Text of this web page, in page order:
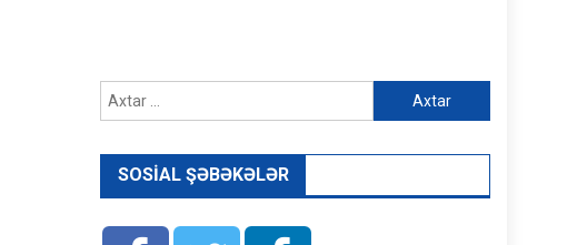
Axtarış:
SOSIAL ŞƏBƏKƏLƏR